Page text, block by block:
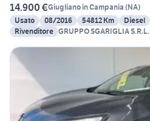
14.900 €Giugliano in Campania (NA)
Usato
08/2016 54812 Km Diesel
Rivenditore GRUPPO SGARIGLIA S.R.L.